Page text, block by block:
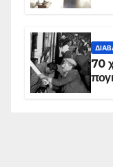
70